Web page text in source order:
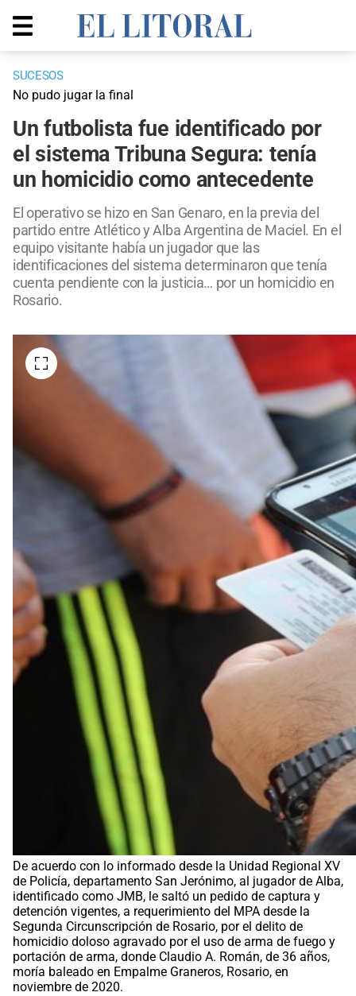
SUCESOS
No pudo jugar la final
Un futbolista fue identificado por
el sistema Tribuna Segura: tenía
un homicidio como antecedente
El operativo se hizo en San Genaro, en la previa del
partido entre Atlético y Alba Argentina de Maciel. En el
equipo visitante había un jugador que las
identificaciones del sistema determinaron que tenía
cuenta pendiente con la justicia… por un homicidio en
Rosario.
De acuerdo con lo informado desde la Unidad Regional XV
de Policía, departamento San Jerónimo, al jugador de Alba,
identificado como JMB, le saltó un pedido de captura y
detención vigentes, a requerimiento del MPA desde la
Segunda Circunscripción de Rosario, por el delito de
homicidio doloso agravado por el uso de arma de fuego y
portación de arma, donde Claudio A. Román, de 36 años,
moría baleado en Empalme Graneros, Rosario, en
noviembre de 2020.